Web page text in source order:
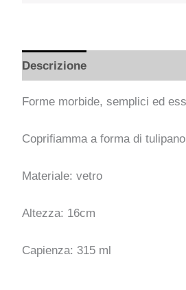
Descrizione
Forme morbide, semplici ed
Coprifiamma a forma di
Materiale: vetro
Altezza: 16cm
Capienza: 315 ml